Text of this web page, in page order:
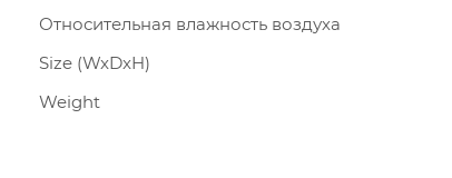
Относительная влажность воздуха
Size (WxDxH)
Weight